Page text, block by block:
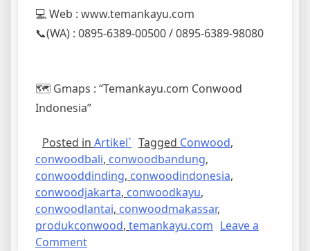
💻 Web : www.temankayu.com⁣⁣⁣⁣⁣⁣⁣⁣⁣⁣⁣⁣⁣⁣
📞(WA) : 0895-6389-00500 / 0895-6389-98080
🗺 Gmaps : “Temankayu.com Conwood
Indonesia”⁣⁣⁣⁣⁣⁣⁣⁣⁣⁣⁣⁣⁣⁣
Posted in Artikel` Tagged Conwood,
conwoodbali, conwoodbandung,
conwooddinding, conwoodindonesia,
conwoodjakarta, conwoodkayu,
conwoodlantai, conwoodmakassar,
produkconwood, temankayu.com Leave a
Commenton